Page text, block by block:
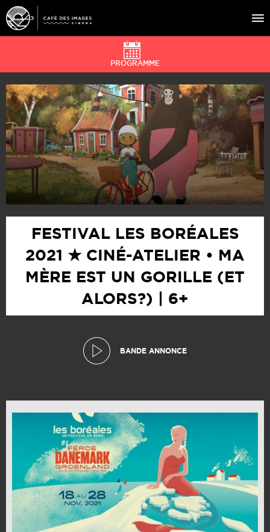
À L’AFFICHE
ÉVÉNEMENTS
CAFÉ DU CINÉ
PRATIQUE
ÉDUCATION AUX IMAGES
PROGRAMME
FESTIVAL LES BORÉALES
2021 ★ CINÉ-ATELIER • MA
MÈRE EST UN GORILLE (ET
ALORS?) | 6+
BANDE ANNONCE